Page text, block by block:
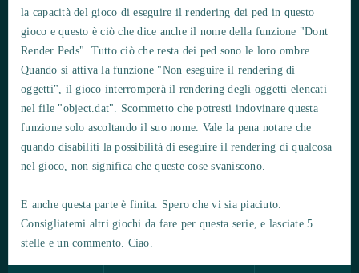
la capacità del gioco di eseguire il rendering dei ped in questo
gioco e questo è ciò che dice anche il nome della funzione "Dont
Render Peds". Tutto ciò che resta dei ped sono le loro ombre.
Quando si attiva la funzione "Non eseguire il rendering di
oggetti", il gioco interromperà il rendering degli oggetti elencati
nel file "object.dat". Scommetto che potresti indovinare questa
funzione solo ascoltando il suo nome. Vale la pena notare che
quando disabiliti la possibilità di eseguire il rendering di qualcosa
nel gioco, non significa che queste cose svaniscono.
E anche questa parte è finita. Spero che vi sia piaciuto.
Consigliatemi altri giochi da fare per questa serie, e lasciate 5
stelle e un commento. Ciao.